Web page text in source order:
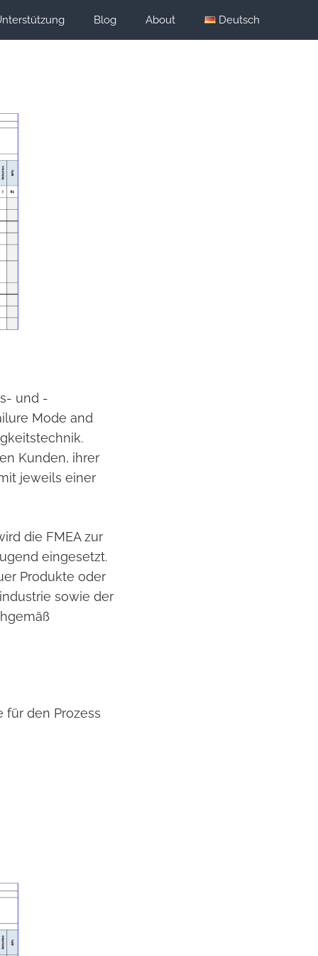
Blog About Deutsch
und -
Mode and
Kunden, ihrer
jeweils einer
die FMEA zur
eingesetzt.
Produkte oder
sowie der
für den Prozess